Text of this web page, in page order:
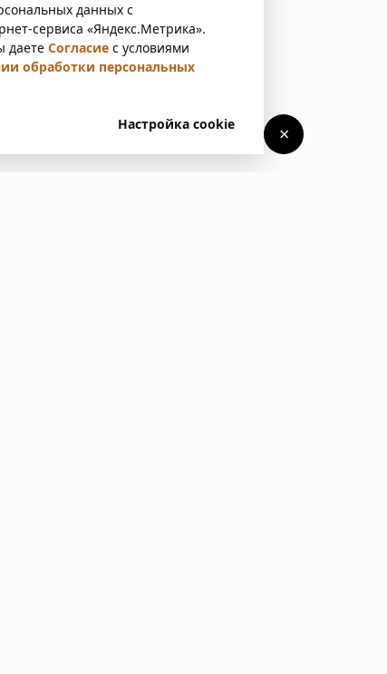
данных с
сервиса «Яндекс.Метрика».
даете Согласие с условиями
обработки персональных
Настройка cookie ×